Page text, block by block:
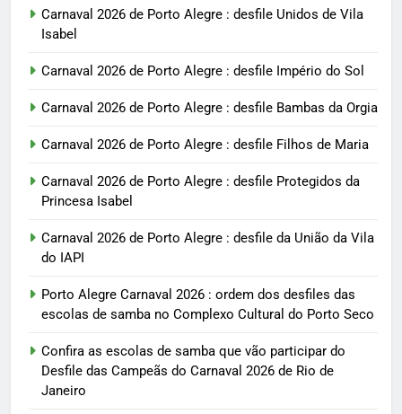
Carnaval 2026 de Porto Alegre : desfile Unidos de Vila
Isabel
Carnaval 2026 de Porto Alegre : desfile Império do Sol
Carnaval 2026 de Porto Alegre : desfile Bambas da Orgia
Carnaval 2026 de Porto Alegre : desfile Filhos de Maria
Carnaval 2026 de Porto Alegre : desfile Protegidos da
Princesa Isabel
Carnaval 2026 de Porto Alegre : desfile da União da Vila
do IAPI
Porto Alegre Carnaval 2026 : ordem dos desfiles das
escolas de samba no Complexo Cultural do Porto Seco
Confira as escolas de samba que vão participar do
Desfile das Campeãs do Carnaval 2026 de Rio de
Janeiro